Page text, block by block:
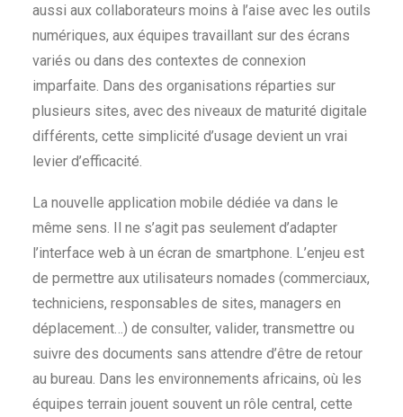
aussi aux collaborateurs moins à l’aise avec les outils
numériques, aux équipes travaillant sur des écrans
variés ou dans des contextes de connexion
imparfaite. Dans des organisations réparties sur
plusieurs sites, avec des niveaux de maturité digitale
différents, cette simplicité d’usage devient un vrai
levier d’efficacité.
La nouvelle application mobile dédiée va dans le
même sens. Il ne s’agit pas seulement d’adapter
l’interface web à un écran de smartphone. L’enjeu est
de permettre aux utilisateurs nomades (commerciaux,
techniciens, responsables de sites, managers en
déplacement…) de consulter, valider, transmettre ou
suivre des documents sans attendre d’être de retour
au bureau. Dans les environnements africains, où les
équipes terrain jouent souvent un rôle central, cette